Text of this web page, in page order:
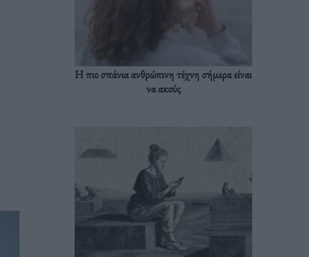
Η πιο σπάνια ανθρώπινη τέχνη σήμερα είναι
να ακούς